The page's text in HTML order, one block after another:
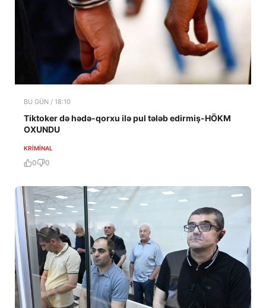
BU GÜN / 18:10
Tiktoker də hədə-qorxu ilə pul tələb edirmiş-HÖKM
OXUNDU
KRIMINAL
0 0